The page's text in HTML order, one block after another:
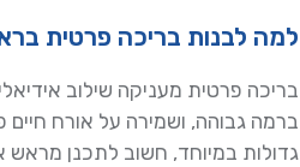
למה לבנות בריכה פרטית
בריכה פרטית מעניקה שילוב
ברמה גבוהה, ושמירה על אורח
גדולות במיוחד, חשוב לתכנן